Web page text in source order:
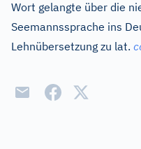
Wort gelangte über die
Seemannssprache ins
Lehnübersetzung zu lat.